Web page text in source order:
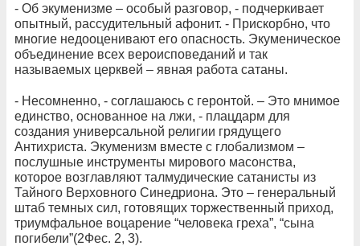
- Об экуменизме – особый разговор, - подчеркивает
опытный, рассудительный афонит. - Прискорбно, что
многие недооценивают его опасность. Экуменическое
объединение всех вероисповеданий и так
называемых церквей – явная работа сатаны.
- Несомненно, - соглашаюсь с геронтой. – Это мнимое
единство, основанное на лжи, - плацдарм для
создания универсальной религии грядущего
Антихриста. Экуменизм вместе с глобализмом –
послушные инструменты мирового масонства,
которое возглавляют талмудические сатанисты из
Тайного Верховного Синедриона. Это – генеральный
штаб темных сил, готовящих торжественный приход,
триумфальное воцарение “человека греха”, “сына
погибели”(2Фес. 2, 3).